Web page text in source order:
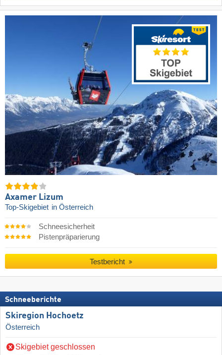
Axamer Lizum
Top-Skigebiet in Österreich
Schneesicherheit
Pistenpräparierung
Testbericht
Schneeberichte
Skiregion Hochoetz
Österreich
Skigebiet geschlossen